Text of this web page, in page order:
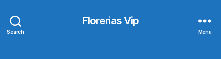
Search
Florerias Vip
Menu